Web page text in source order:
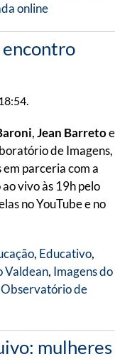
online
encontro
,Jean Barretoe
de Imagens,
parceria com a
vivo às 19h pelo
no YouTube e no
, Educativo,
Valdean, Imagens do
Observatório de
mulheres